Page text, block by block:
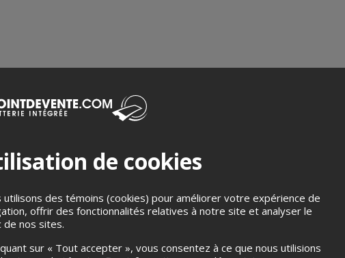
de cookies
utilisons des témoins (cookies) pour améliorer votre expérience de
offrir des fonctionnalités relatives à notre site et analyser le
de nos sites.
sur « Tout accepter », vous consentez à ce que nous utilisions